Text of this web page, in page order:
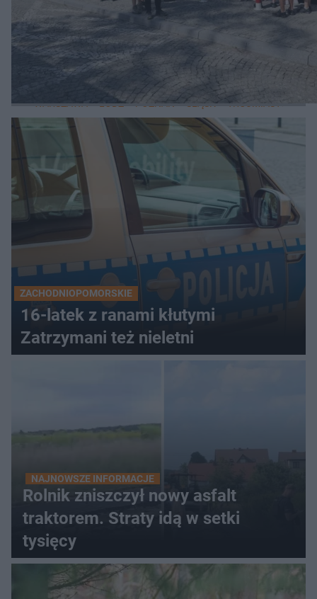
WIĘCEJ
LOKALNE
WARSZAWA ŁÓDŹ POZNAŃ ŚLĄSK TRÓJMIASTO
ZACHODNIOPOMORSKIE
16-latek z ranami kłutymi
Zatrzymani też nieletni
NAJNOWSZE INFORMACJE
Rolnik zniszczył nowy asfalt
traktorem. Straty idą w setki
tysięcy